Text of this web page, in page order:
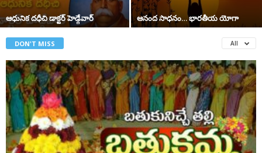
ఆధునిక దధీచి డాక్టర్‌ హెడ్గేవార్‌ ఆనంద సాధనం… భారతీయ యోగా
DON'T MISS All